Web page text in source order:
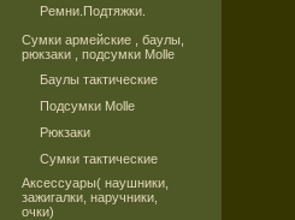
Ремни.Подтяжки.
Сумки армейские , баулы,
рюкзаки , подсумки Molle
Баулы тактические
Подсумки Molle
Рюкзаки
Сумки тактические
Аксессуары( наушники,
зажигалки, наручники,
очки)